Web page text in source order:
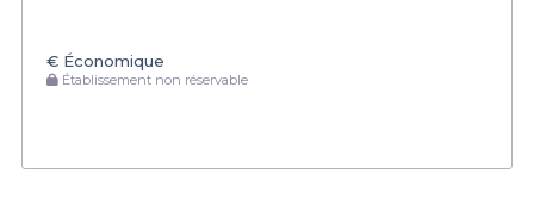
€ Économique
Établissement non réservable